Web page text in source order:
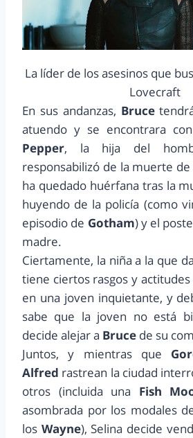
La líder de los asesinos que
Lovecraft
En sus andanzas, Bruce
atuendo y se encontrara
Pepper, la hija del
responsabilizó de la muerte de
ha quedado huérfana tras la
huyendo de la policía (como
episodio de Gotham) y el
madre.
Ciertamente, la niña a la que
tiene ciertos rasgos y
en una joven inquietante, y
sabe que la joven no está
decide alejar a Bruce de su
Juntos, y mientras que
Alfred rastrean la ciudad
otros (incluida una Fish
asombrada por los modales
los Wayne), Selina decide